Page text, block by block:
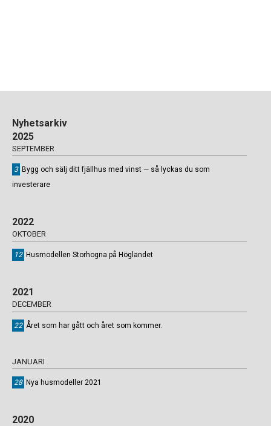
Nyhetsarkiv
2025
SEPTEMBER
3 Bygg och sälj ditt fjällhus med vinst — så lyckas du som
investerare
2022
OKTOBER
12 Husmodellen Storhogna på Höglandet
2021
DECEMBER
22 Året som har gått och året som kommer.
JANUARI
28 Nya husmodeller 2021
2020